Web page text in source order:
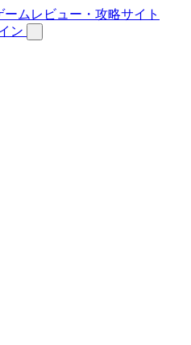
ン